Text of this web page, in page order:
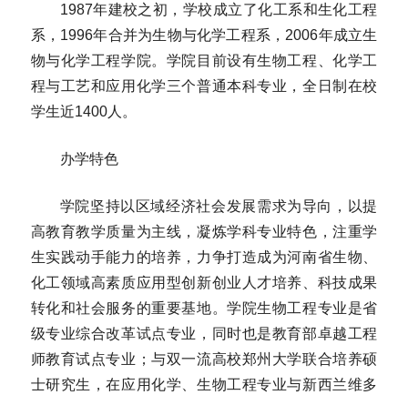
1987年建校之初，学校成立了化工系和生化工程
系，1996年合并为生物与化学工程系，2006年成立生
物与化学工程学院。学院目前设有生物工程、化学工
程与工艺和应用化学三个普通本科专业，全日制在校
学生近1400人。
办学特色
学院坚持以区域经济社会发展需求为导向，以提
高教育教学质量为主线，凝炼学科专业特色，注重学
生实践动手能力的培养，力争打造成为河南省生物、
化工领域高素质应用型创新创业人才培养、科技成果
转化和社会服务的重要基地。学院生物工程专业是省
级专业综合改革试点专业，同时也是教育部卓越工程
师教育试点专业；与双一流高校郑州大学联合培养硕
士研究生，在应用化学、生物工程专业与新西兰维多